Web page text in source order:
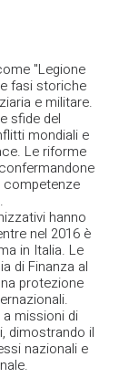
"Legione
fasi storiche
e militare.
sfide del
mondiali e
Le riforme
competenze
hanno
nel 2016 è
in Italia. Le
di Finanza al
protezione
missioni di
dimostrando il
nazionali e